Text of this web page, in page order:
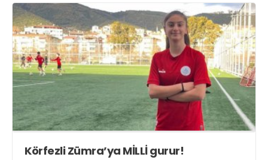
Körfezli Zümra’ya MİLLİ gurur!